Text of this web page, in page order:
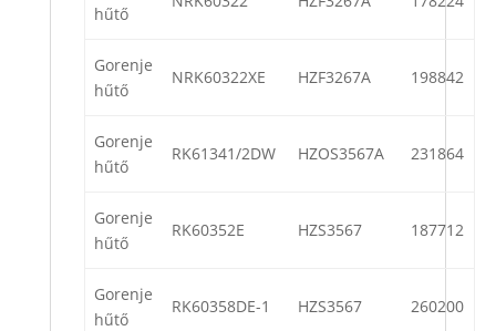
hűtő
Gorenje
hűtő
NRK60322XE HZF3267A 198842
Gorenje
hűtő
RK61341/2DW HZOS3567A 231864
Gorenje
hűtő
RK60352E HZS3567 187712
Gorenje
hűtő
RK60358DE-1 HZS3567 260200